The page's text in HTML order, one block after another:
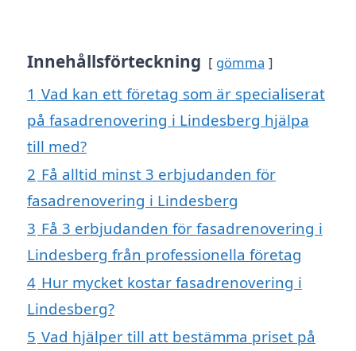
Innehållsförteckning gömma
1 Vad kan ett företag som är specialiserat
på fasadrenovering i Lindesberg hjälpa
till med?
2 Få alltid minst 3 erbjudanden för
fasadrenovering i Lindesberg
3 Få 3 erbjudanden för fasadrenovering i
Lindesberg från professionella företag
4 Hur mycket kostar fasadrenovering i
Lindesberg?
5 Vad hjälper till att bestämma priset på